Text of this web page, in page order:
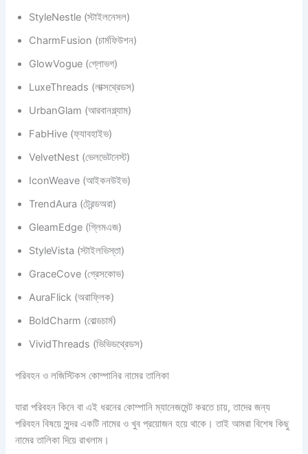
StyleNestle (স্টাইলনেসল)
CharmFusion (চার্মফিউশন)
GlowVogue (গ্লোভগ)
LuxeThreads (লাক্সথ্রেডস)
UrbanGlam (আরবানগ্ল্যাম)
FabHive (ফ্যাবহাইভ)
VelvetNest (ভেলভেটনেস্ট)
IconWeave (আইকনউইভ)
TrendAura (ট্রেন্ডঅরা)
GleamEdge (গ্লিমএজ)
StyleVista (স্টাইলভিস্তা)
GraceCove (গ্রেসকোভ)
AuraFlick (অরাফ্লিক)
BoldCharm (বোল্ডচার্ম)
VividThreads (ভিভিডথ্রেডস)
পরিবহন ও লজিস্টিকস কোম্পানির নামের তালিকা
যারা পরিবহন কিনে বা এই ধরনের কোম্পানি ম্যানেজমেন্ট করতে চায়, তাদের জন্য
পরিবহন বিষয়ে সুন্দর একটি নামের ও খুব প্রয়োজন হয়ে থাকে। তাই আমরা বিশেষ কিছু
নামের তালিকা দিয়ে রাখলাম।